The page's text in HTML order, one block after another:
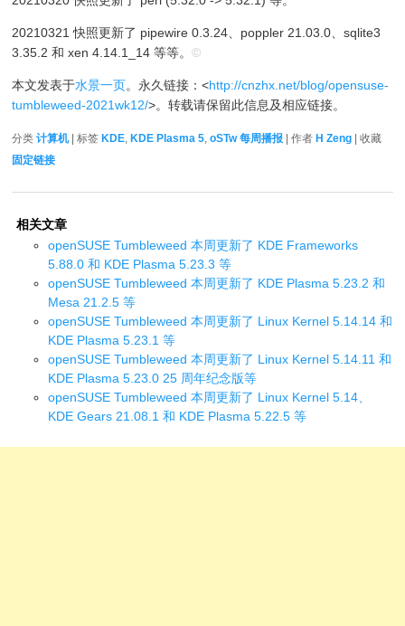
20210321 快照更新了 pipewire 0.3.24、poppler 21.03.0、sqlite3
3.35.2 和 xen 4.14.1_14 等等。©
本文发表于水景一页。永久链接：<http://cnzhx.net/blog/opensuse-
tumbleweed-2021wk12/>。转载请保留此信息及相应链接。
分类计算机| 标签 KDE, KDE Plasma 5,oSTw 每周播报 | 作者 H Zeng | 收藏
固定链接
相关文章
openSUSE Tumbleweed 本周更新了 KDE Frameworks
5.88.0 和 KDE Plasma 5.23.3 等
openSUSE Tumbleweed 本周更新了 KDE Plasma 5.23.2 和
Mesa 21.2.5 等
openSUSE Tumbleweed 本周更新了 Linux Kernel 5.14.14 和
KDE Plasma 5.23.1 等
openSUSE Tumbleweed 本周更新了 Linux Kernel 5.14.11 和
KDE Plasma 5.23.0 25 周年纪念版等
openSUSE Tumbleweed 本周更新了 Linux Kernel 5.14、
KDE Gears 21.08.1 和 KDE Plasma 5.22.5 等